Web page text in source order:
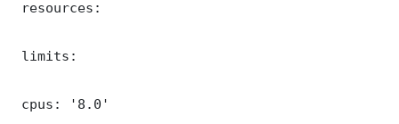
resources:
limits:
cpus: '8.0'